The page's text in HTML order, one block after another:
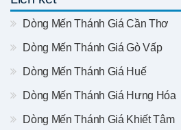
Dòng Mến Thánh Giá Cần Thơ
Dòng Mến Thánh Giá Gò Vấp
Dòng Mến Thánh Giá Huế
Dòng Mến Thánh Giá Hưng Hóa
Dòng Mến Thánh Giá Khiết Tâm